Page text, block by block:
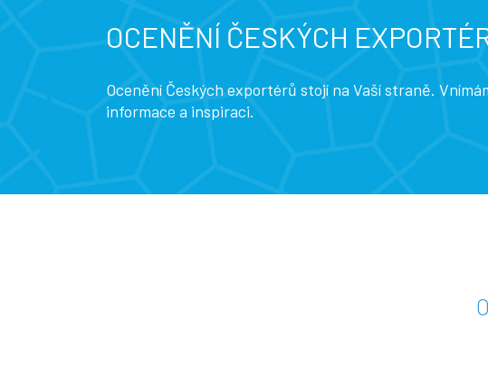
OCENĚNÍ ČESKÝCH
Ocenění Českých exportérů stojí na Vaší straně.
informace a inspiraci.